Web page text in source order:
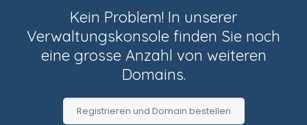
Kein Problem! In unserer
Verwaltungskonsole finden Sie noch
eine grosse Anzahl von weiteren
Domains.
Registrieren und Domain bestellen